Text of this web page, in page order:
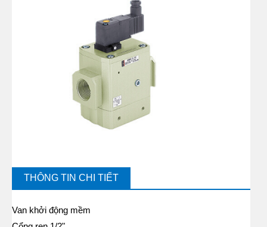
THÔNG TIN CHI TIẾT
Van khởi động mềm